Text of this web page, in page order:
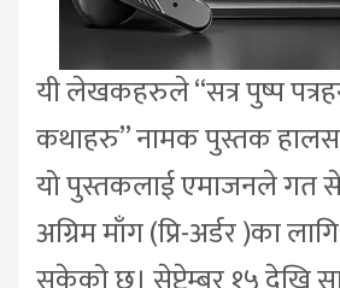
यी लेखकहरुले “सत्र पुष्प
कथाहरु” नामक पुस्तक
यो पुस्तकलाई एमाजनले गत
अग्रिम माँग (प्रि-अर्डर )का